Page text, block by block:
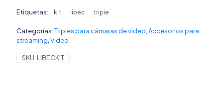
S8,
y
Slider
Etiquetas: kit libec tripie
Categorías:Tripies para cámaras de video Accesorios para
streaming Video
SKU: LIBECKIT